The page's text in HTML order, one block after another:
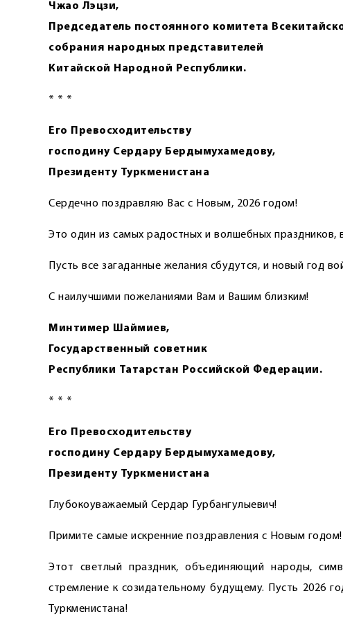
Чжао Лэцзи,
Председатель постоянного комитета
собрания народных представителей
Китайской Народной Республики.
* * *
Его Превосходительству
господину Сердару Бердымухамедову,
Президенту Туркменистана
Сердечно поздравляю Вас с Новым, 2026 годом!
Это один из самых радостных и волшебных праздников,
Пусть все загаданные желания сбудутся, и новый год
С наилучшими пожеланиями Вам и Вашим близким!
Минтимер Шаймиев,
Государственный советник
Республики Татарстан Российской Федерации.
* * *
Его Превосходительству
господину Сердару Бердымухамедову,
Президенту Туркменистана
Глубокоуважаемый Сердар Гурбангулыевич!
Примите самые искренние поздравления с Новым годом!
Этот светлый праздник, объединяющий народы,
стремление к созидательному будущему. Пусть 2026
Туркменистана!